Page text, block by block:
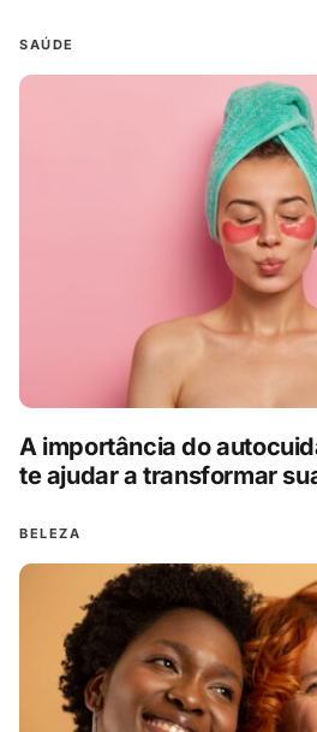
SAÚDE
A importância do
te ajudar a transformar
BELEZA